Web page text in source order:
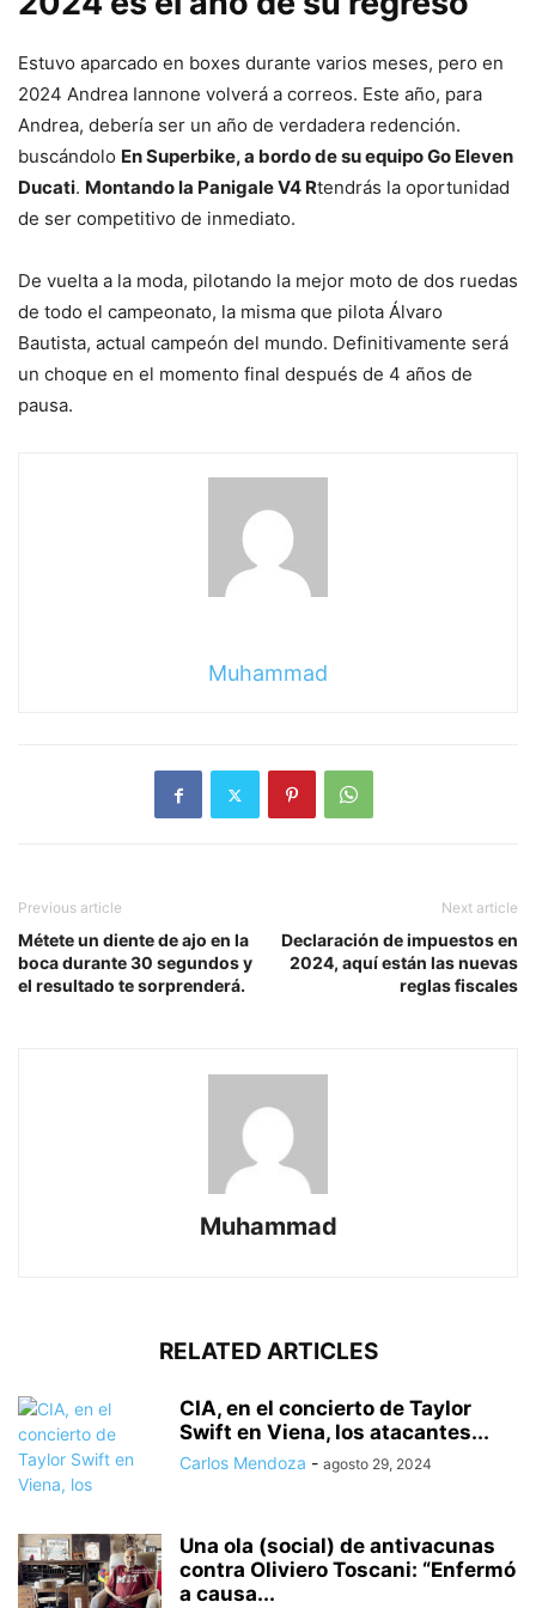
Estuvo aparcado en boxes durante varios meses, pero en
2024 Andrea Iannone volverá a correos. Este año, para
Andrea, debería ser un año de verdadera redención.
buscándolo En Superbike, a bordo de su equipo Go Eleven
Ducati. Montando la Panigale V4 Rtendrás la oportunidad
de ser competitivo de inmediato.
De vuelta a la moda, pilotando la mejor moto de dos ruedas
de todo el campeonato, la misma que pilota Álvaro
Bautista, actual campeón del mundo. Definitivamente será
un choque en el momento final después de 4 años de
pausa.
Muhammad
Previous article
Métete un diente de ajo en la
boca durante 30 segundos y
el resultado te sorprenderá.
Next article
Declaración de impuestos en
2024, aquí están las nuevas
reglas fiscales
Muhammad
RELATED ARTICLES
CIA, en el concierto de Taylor
Swift en Viena, los atacantes...
Carlos Mendoza - agosto 29, 2024
Una ola (social) de antivacunas
contra Oliviero Toscani: “Enfermó
a causa...